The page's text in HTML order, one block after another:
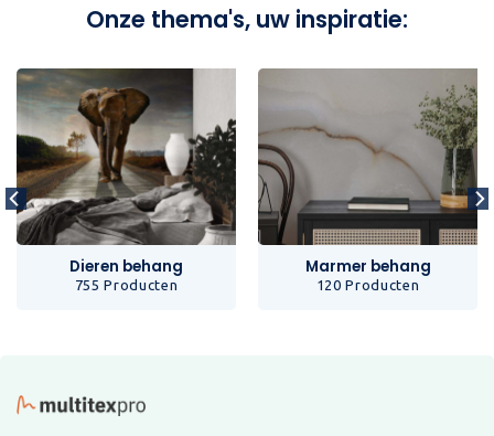
Onze thema's, uw inspiratie:
Dieren behang
755 Producten
Marmer behang
120 Producten